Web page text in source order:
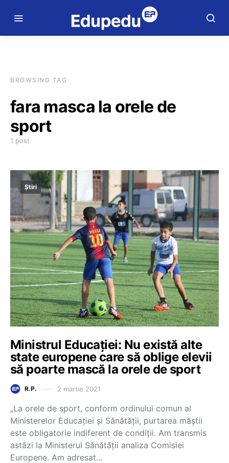
BROWSING TAG
fara masca la orele de
sport
1 post
Știri
Ministrul Educației: Nu există alte
state europene care să oblige elevii
să poarte mască la orele de sport
R.P. 2 martie 2021
„La orele de sport, conform ordinului comun al
Ministerelor Educației și Sănătății, purtarea măștii
este obligatorie indiferent de condiții. Am transmis
astăzi la Ministerul Sănătății analiza Comisiei
Europene. Am adresat…